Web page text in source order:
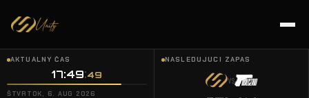
AKTUÁLNY ČAS
17:49 50
ŠTVRTOK, 6. AUG 2026
NASLEDUJÚCI ZÁPAS
VS